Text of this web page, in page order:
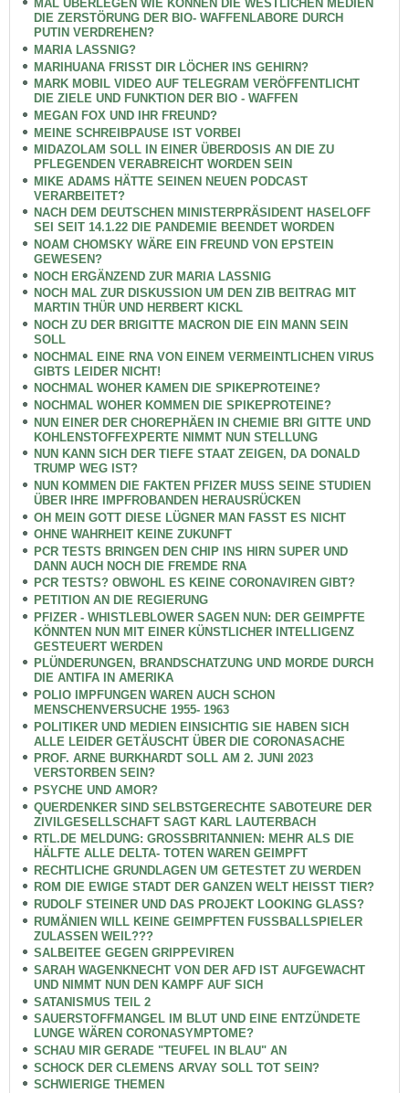
MAL ÜBERLEGEN WIE KÖNNEN DIE WESTLICHEN MEDIEN
DIE ZERSTÖRUNG DER BIO- WAFFENLABORE DURCH
PUTIN VERDREHEN?
MARIA LASSNIG?
MARIHUANA FRISST DIR LÖCHER INS GEHIRN?
MARK MOBIL VIDEO AUF TELEGRAM VERÖFFENTLICHT
DIE ZIELE UND FUNKTION DER BIO - WAFFEN
MEGAN FOX UND IHR FREUND?
MEINE SCHREIBPAUSE IST VORBEI
MIDAZOLAM SOLL IN EINER ÜBERDOSIS AN DIE ZU
PFLEGENDEN VERABREICHT WORDEN SEIN
MIKE ADAMS HÄTTE SEINEN NEUEN PODCAST
VERARBEITET?
NACH DEM DEUTSCHEN MINISTERPRÄSIDENT HASELOFF
SEI SEIT 14.1.22 DIE PANDEMIE BEENDET WORDEN
NOAM CHOMSKY WÄRE EIN FREUND VON EPSTEIN
GEWESEN?
NOCH ERGÄNZEND ZUR MARIA LASSNIG
NOCH MAL ZUR DISKUSSION UM DEN ZIB BEITRAG MIT
MARTIN THÜR UND HERBERT KICKL
NOCH ZU DER BRIGITTE MACRON DIE EIN MANN SEIN
SOLL
NOCHMAL EINE RNA VON EINEM VERMEINTLICHEN VIRUS
GIBTS LEIDER NICHT!
NOCHMAL WOHER KAMEN DIE SPIKEPROTEINE?
NOCHMAL WOHER KOMMEN DIE SPIKEPROTEINE?
NUN EINER DER CHOREPHÄEN IN CHEMIE BRI GITTE UND
KOHLENSTOFFEXPERTE NIMMT NUN STELLUNG
NUN KANN SICH DER TIEFE STAAT ZEIGEN, DA DONALD
TRUMP WEG IST?
NUN KOMMEN DIE FAKTEN PFIZER MUSS SEINE STUDIEN
ÜBER IHRE IMPFROBANDEN HERAUSRÜCKEN
OH MEIN GOTT DIESE LÜGNER MAN FASST ES NICHT
OHNE WAHRHEIT KEINE ZUKUNFT
PCR TESTS BRINGEN DEN CHIP INS HIRN SUPER UND
DANN AUCH NOCH DIE FREMDE RNA
PCR TESTS? OBWOHL ES KEINE CORONAVIREN GIBT?
PETITION AN DIE REGIERUNG
PFIZER - WHISTLEBLOWER SAGEN NUN: DER GEIMPFTE
KÖNNTEN NUN MIT EINER KÜNSTLICHER INTELLIGENZ
GESTEUERT WERDEN
PLÜNDERUNGEN, BRANDSCHATZUNG UND MORDE DURCH
DIE ANTIFA IN AMERIKA
POLIO IMPFUNGEN WAREN AUCH SCHON
MENSCHENVERSUCHE 1955- 1963
POLITIKER UND MEDIEN EINSICHTIG SIE HABEN SICH
ALLE LEIDER GETÄUSCHT ÜBER DIE CORONASACHE
PROF. ARNE BURKHARDT SOLL AM 2. JUNI 2023
VERSTORBEN SEIN?
PSYCHE UND AMOR?
QUERDENKER SIND SELBSTGERECHTE SABOTEURE DER
ZIVILGESELLSCHAFT SAGT KARL LAUTERBACH
RTL.DE MELDUNG: GROSSBRITANNIEN: MEHR ALS DIE
HÄLFTE ALLE DELTA- TOTEN WAREN GEIMPFT
RECHTLICHE GRUNDLAGEN UM GETESTET ZU WERDEN
ROM DIE EWIGE STADT DER GANZEN WELT HEISST TIER?
RUDOLF STEINER UND DAS PROJEKT LOOKING GLASS?
RUMÄNIEN WILL KEINE GEIMPFTEN FUSSBALLSPIELER
ZULASSEN WEIL???
SALBEITEE GEGEN GRIPPEVIREN
SARAH WAGENKNECHT VON DER AFD IST AUFGEWACHT
UND NIMMT NUN DEN KAMPF AUF SICH
SATANISMUS TEIL 2
SAUERSTOFFMANGEL IM BLUT UND EINE ENTZÜNDETE
LUNGE WÄREN CORONASYMPTOME?
SCHAU MIR GERADE "TEUFEL IN BLAU" AN
SCHOCK DER CLEMENS ARVAY SOLL TOT SEIN?
SCHWIERIGE THEMEN